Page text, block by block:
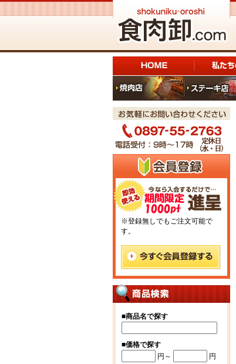
※登録無しでもご注文可能で
す。
■商品名で探す
■価格で探す
円～
円